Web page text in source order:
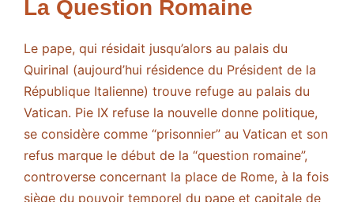
La Question Romaine
Le pape, qui résidait jusqu’alors au palais du
Quirinal (aujourd’hui résidence du Président de la
République Italienne) trouve refuge au palais du
Vatican. Pie IX refuse la nouvelle donne politique,
se considère comme “prisonnier” au Vatican et son
refus marque le début de la “question romaine”,
controverse concernant la place de Rome, à la fois
siège du pouvoir temporel du pape et capitale de